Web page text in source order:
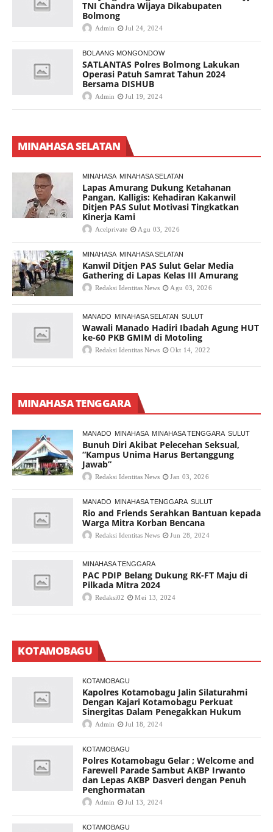
TNI Chandra Wijaya Dikabupaten
Bolmong
Admin Jul 24, 2024
BOLAANG MONGONDOW
SATLANTAS Polres Bolmong Lakukan
Operasi Patuh Samrat Tahun 2024
Bersama DISHUB
Admin Jul 19, 2024
MINAHASA SELATAN
MINAHASA MINAHASA SELATAN
Lapas Amurang Dukung Ketahanan
Pangan, Kalligis: Kehadiran Kakanwil
Ditjen PAS Sulut Motivasi Tingkatkan
Kinerja Kami
Acelprivate Agu 03, 2026
MINAHASA MINAHASA SELATAN
Kanwil Ditjen PAS Sulut Gelar Media
Gathering di Lapas Kelas III Amurang
Redaksi Identitas News Agu 03, 2026
MANADO MINAHASA SELATAN SULUT
Wawali Manado Hadiri Ibadah Agung HUT
ke-60 PKB GMIM di Motoling
Redaksi Identitas News Okt 14, 2022
MINAHASA TENGGARA
MANADO MINAHASA MINAHASA TENGGARA SULUT
Bunuh Diri Akibat Pelecehan Seksual,
“Kampus Unima Harus Bertanggung
Jawab”
Redaksi Identitas News Jan 03, 2026
MANADO MINAHASA TENGGARA SULUT
Rio and Friends Serahkan Bantuan kepada
Warga Mitra Korban Bencana
Redaksi Identitas News Jun 28, 2024
MINAHASA TENGGARA
PAC PDIP Belang Dukung RK-FT Maju di
Pilkada Mitra 2024
Redaksi02 Mei 13, 2024
KOTAMOBAGU
KOTAMOBAGU
Kapolres Kotamobagu Jalin Silaturahmi
Dengan Kajari Kotamobagu Perkuat
Sinergitas Dalam Penegakkan Hukum
Admin Jul 18, 2024
KOTAMOBAGU
Polres Kotamobagu Gelar ; Welcome and
Farewell Parade Sambut AKBP Irwanto
dan Lepas AKBP Dasveri dengan Penuh
Penghormatan
Admin Jul 13, 2024
KOTAMOBAGU